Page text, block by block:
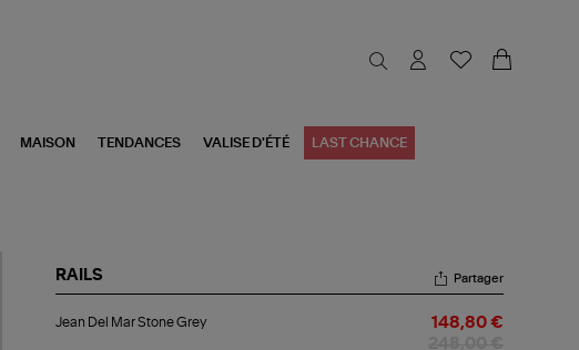
MAISON TENDANCES VALISE D'ÉTÉ LAST CHANCE
RAILS
Del
Partager
Jean Del Mar Stone Grey 148,80 €